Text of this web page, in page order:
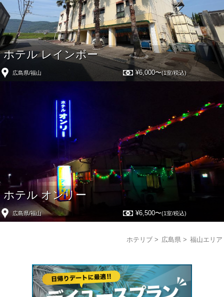
ホテル レインボー
広島県/福山 ¥6,000〜(1室/税込)
ホテル オンリー
広島県/福山 ¥6,500〜(1室/税込)
ホテリブ 広島県 福山エリア